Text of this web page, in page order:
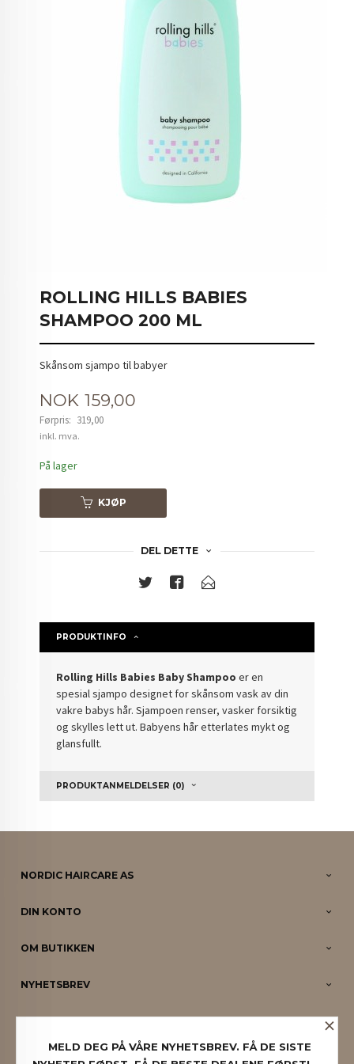
ROLLING HILLS BABIES
SHAMPOO 200 ML
Skånsom sjampo til babyer
Tilbud
NOK 159,00
Førpris: 319,00
Rabatt
inkl. mva.
På lager
KJØP
DEL DETTE
PRODUKTINFO
Rolling Hills Babies Baby Shampoo er en
spesial sjampo designet for skånsom vask av din
vakre babys hår. Sjampoen renser, vasker forsiktig
og skylles lett ut. Babyens hår etterlates mykt og
glansfullt.
PRODUKTANMELDELSER (0)
NORDIC HAIRCARE AS
DIN KONTO
OM BUTIKKEN
NYHETSBREV
PARTNERE ×
MELD DEG PÅ VÅRE NYHETSBREV. FÅ DE SISTE